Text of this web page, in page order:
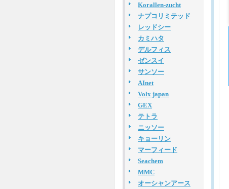
Korallen-zucht
ナプコリミテッド
レッドシー
カミハタ
デルフィス
ゼンスイ
サンソー
AInet
Volx japan
GEX
テトラ
ニッソー
キョーリン
マーフィード
Seachem
MMC
オーシャンアース